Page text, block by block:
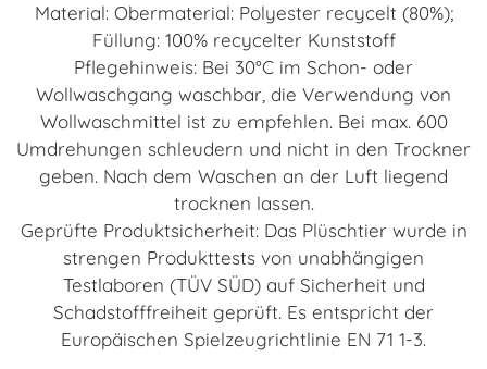
Material: Obermaterial: Polyester recycelt (80%);
Füllung: 100% recycelter Kunststoff
Pflegehinweis: Bei 30°C im Schon- oder
Wollwaschgang waschbar, die Verwendung von
Wollwaschmittel ist zu empfehlen. Bei max. 600
Umdrehungen schleudern und nicht in den Trockner
geben. Nach dem Waschen an der Luft liegend
trocknen lassen.
Geprüfte Produktsicherheit: Das Plüschtier wurde in
strengen Produkttests von unabhängigen
Testlaboren (TÜV SÜD) auf Sicherheit und
Schadstofffreiheit geprüft. Es entspricht der
Europäischen Spielzeugrichtlinie EN 71 1-3.